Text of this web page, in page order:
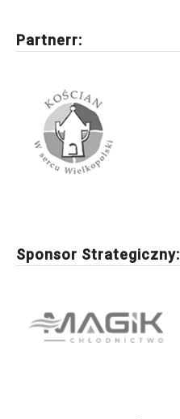
Partnerr:
Sponsor Strategiczny: